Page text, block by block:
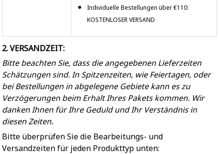
Individuelle Bestellungen über €110:
KOSTENLOSER VERSAND
2. VERSANDZEIT:
Bitte beachten Sie, dass die angegebenen Lieferzeiten
Schätzungen sind. In Spitzenzeiten, wie Feiertagen, oder
bei Bestellungen in abgelegene Gebiete kann es zu
Verzögerungen beim Erhalt Ihres Pakets kommen. Wir
danken Ihnen für Ihre Geduld und Ihr Verständnis in
diesen Zeiten.
Bitte überprüfen Sie die Bearbeitungs- und
Versandzeiten für jeden Produkttyp unten: